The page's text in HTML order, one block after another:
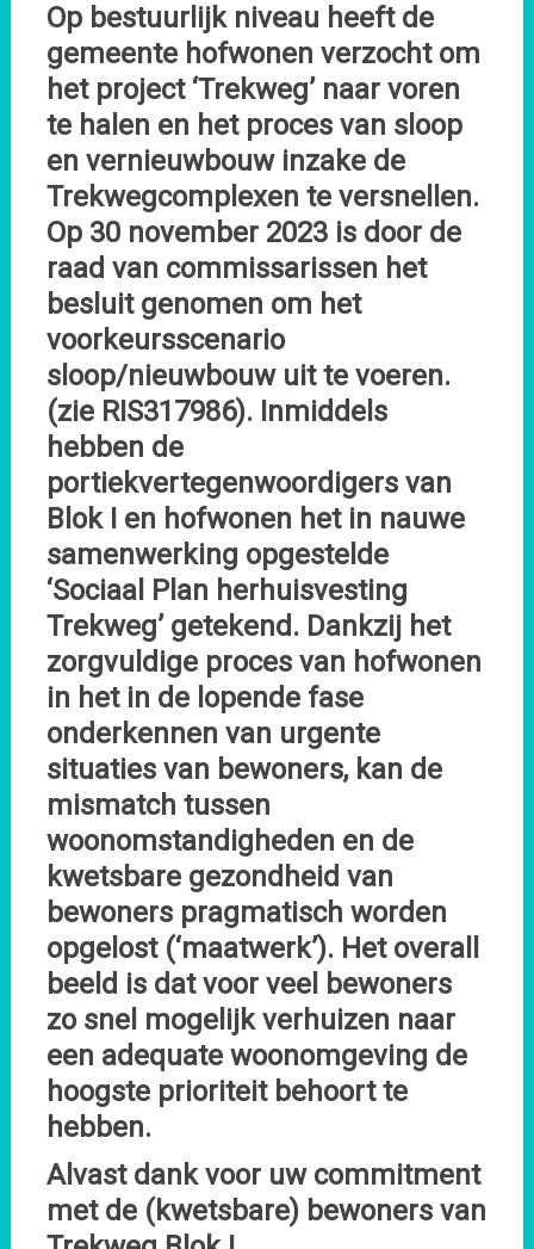
Op bestuurlijk niveau heeft de
gemeente hofwonen verzocht om
het project ‘Trekweg’ naar voren
te halen en het proces van sloop
en vernieuwbouw inzake de
Trekwegcomplexen te versnellen.
Op 30 november 2023 is door de
raad van commissarissen het
besluit genomen om het
voorkeursscenario
sloop/nieuwbouw uit te voeren.
(zie RIS317986). Inmiddels
hebben de
portiekvertegenwoordigers van
Blok I en hofwonen het in nauwe
samenwerking opgestelde
‘Sociaal Plan herhuisvesting
Trekweg’ getekend. Dankzij het
zorgvuldige proces van hofwonen
in het in de lopende fase
onderkennen van urgente
situaties van bewoners, kan de
mismatch tussen
woonomstandigheden en de
kwetsbare gezondheid van
bewoners pragmatisch worden
opgelost (‘maatwerk’). Het overall
beeld is dat voor veel bewoners
zo snel mogelijk verhuizen naar
een adequate woonomgeving de
hoogste prioriteit behoort te
hebben.
Alvast dank voor uw commitment
met de (kwetsbare) bewoners van